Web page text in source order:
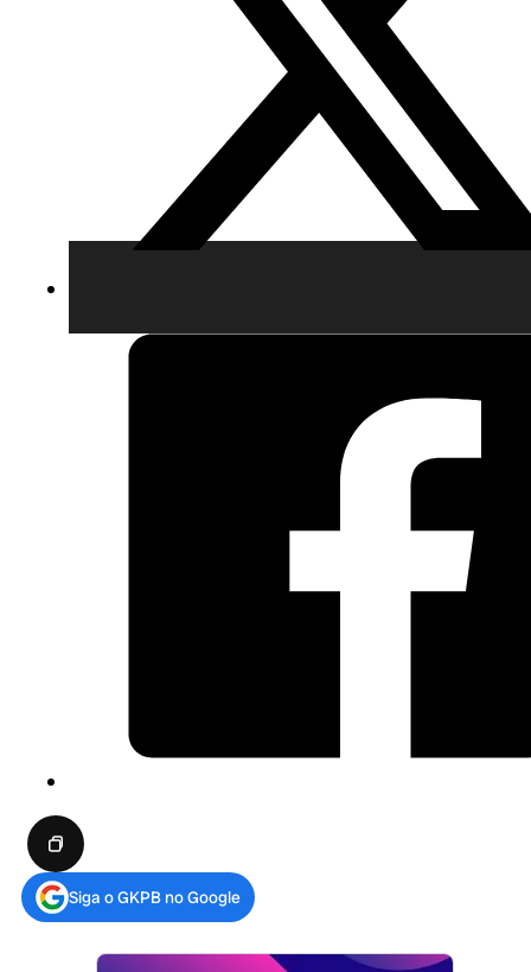
Siga o GKPB no Google